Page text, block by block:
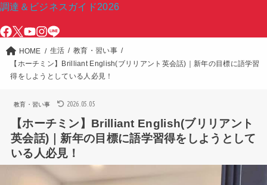
調達＆ビジネスガイド2026
HOME 生活
教育・習い事
【ホーチミン】Brilliant English(ブリリアント英会話)｜新年の目標に語学習
得をしようとしている人必見！
教育・習い事 2026.05.05
【ホーチミン】Brilliant English(ブリリアント
英会話)｜新年の目標に語学習得をしようとして
いる人必見！